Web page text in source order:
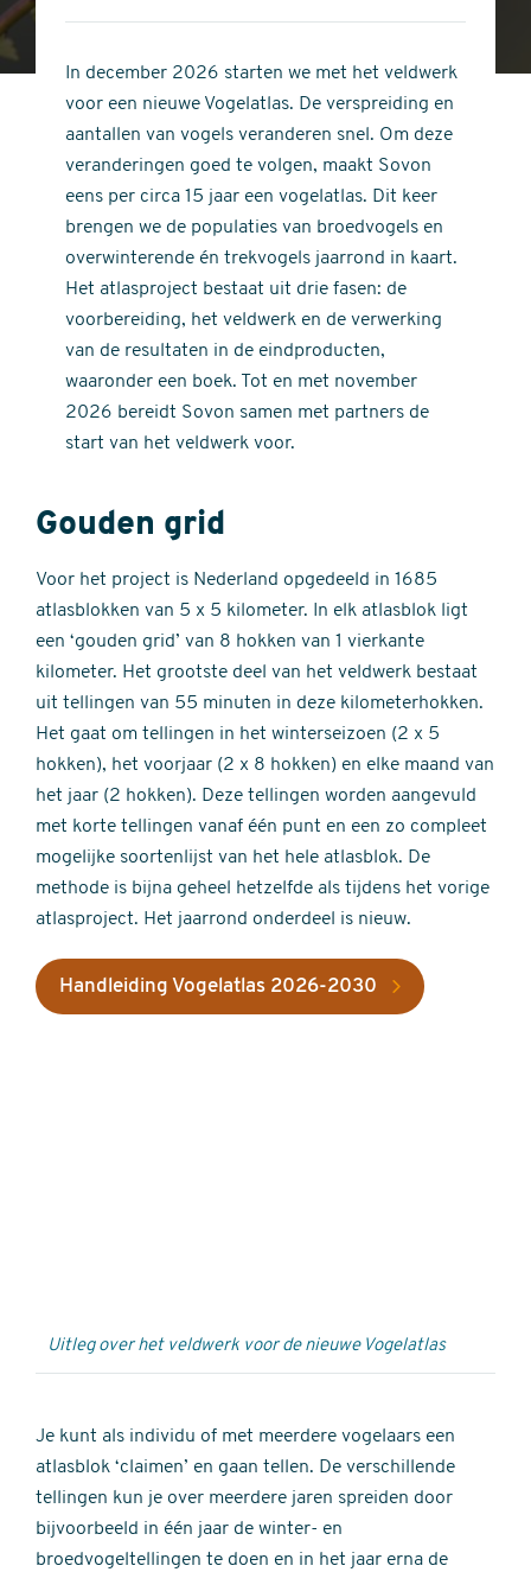
stars
of
stars
In december 2026 starten we met het veldwerk
voor een nieuwe Vogelatlas. De verspreiding en
aantallen van vogels veranderen snel. Om deze
veranderingen goed te volgen, maakt Sovon
eens per circa 15 jaar een vogelatlas. Dit keer
brengen we de populaties van broedvogels en
overwinterende én trekvogels jaarrond in kaart.
Het atlasproject bestaat uit drie fasen: de
voorbereiding, het veldwerk en de verwerking
van de resultaten in de eindproducten,
waaronder een boek. Tot en met november
2026 bereidt Sovon samen met partners de
start van het veldwerk voor.
Gouden grid
Voor het project is Nederland opgedeeld in 1685
atlasblokken van 5 x 5 kilometer. In elk atlasblok ligt
een ‘gouden grid’ van 8 hokken van 1 vierkante
kilometer. Het grootste deel van het veldwerk bestaat
uit tellingen van 55 minuten in deze kilometerhokken.
Het gaat om tellingen in het winterseizoen (2 x 5
hokken), het voorjaar (2 x 8 hokken) en elke maand van
het jaar (2 hokken). Deze tellingen worden aangevuld
met korte tellingen vanaf één punt en een zo compleet
mogelijke soortenlijst van het hele atlasblok. De
methode is bijna geheel hetzelfde als tijdens het vorige
atlasproject. Het jaarrond onderdeel is nieuw.
Handleiding Vogelatlas 2026-2030
Uitleg over het veldwerk voor de nieuwe Vogelatlas
Je kunt als individu of met meerdere vogelaars een
atlasblok ‘claimen’ en gaan tellen. De verschillende
tellingen kun je over meerdere jaren spreiden door
bijvoorbeeld in één jaar de winter- en
broedvogeltellingen te doen en in het jaar erna de